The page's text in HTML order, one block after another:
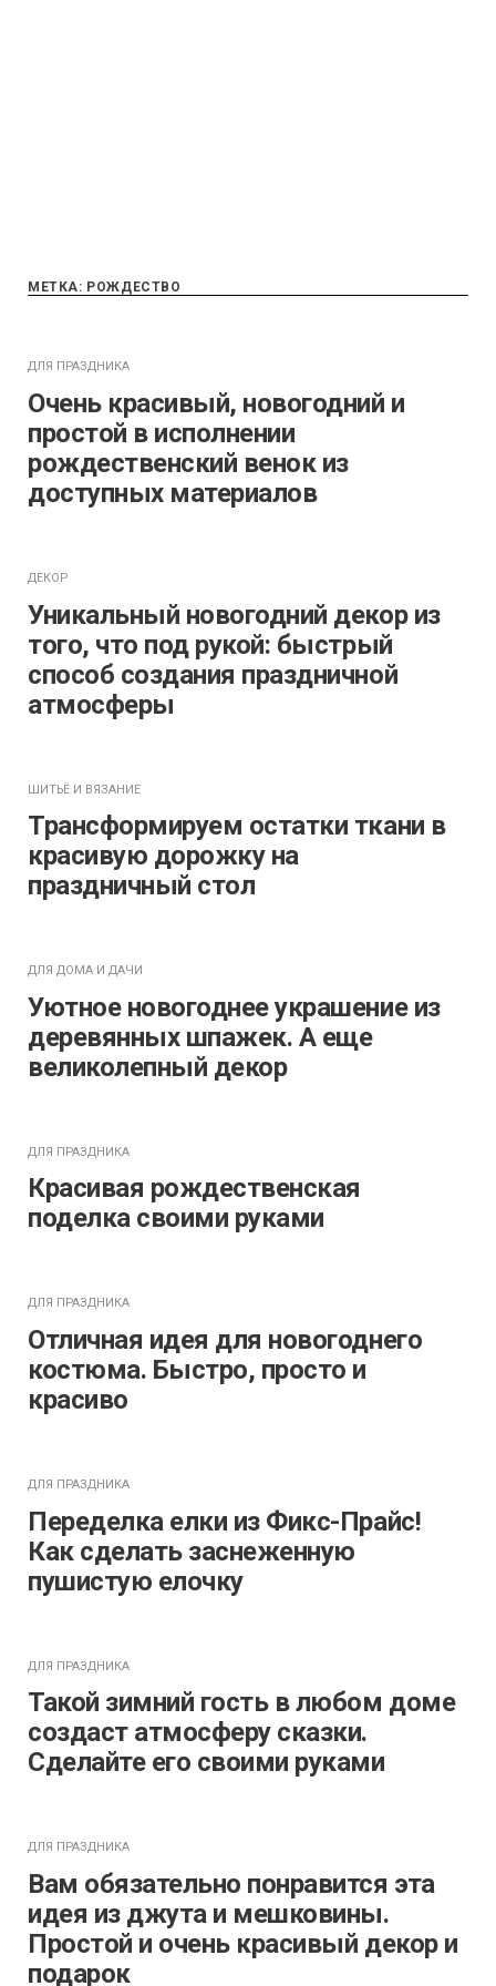
МЕТКА: РОЖДЕСТВО
ДЛЯ ПРАЗДНИКА
Очень красивый, новогодний и
простой в исполнении
рождественский венок из
доступных материалов
ДЕКОР
Уникальный новогодний декор из
того, что под рукой: быстрый
способ создания праздничной
атмосферы
ШИТЬЁ И ВЯЗАНИЕ
Трансформируем остатки ткани в
красивую дорожку на
праздничный стол
ДЛЯ ДОМА И ДАЧИ
Уютное новогоднее украшение из
деревянных шпажек. А еще
великолепный декор
ДЛЯ ПРАЗДНИКА
Красивая рождественская
поделка своими руками
ДЛЯ ПРАЗДНИКА
Отличная идея для новогоднего
костюма. Быстро, просто и
красиво
ДЛЯ ПРАЗДНИКА
Переделка елки из Фикс-Прайс!
Как сделать заснеженную
пушистую елочку
ДЛЯ ПРАЗДНИКА
Такой зимний гость в любом доме
создаст атмосферу сказки.
Сделайте его своими руками
ДЛЯ ПРАЗДНИКА
Вам обязательно понравится эта
идея из джута и мешковины.
Простой и очень красивый декор и
подарок